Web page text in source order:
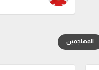
المهاجمين